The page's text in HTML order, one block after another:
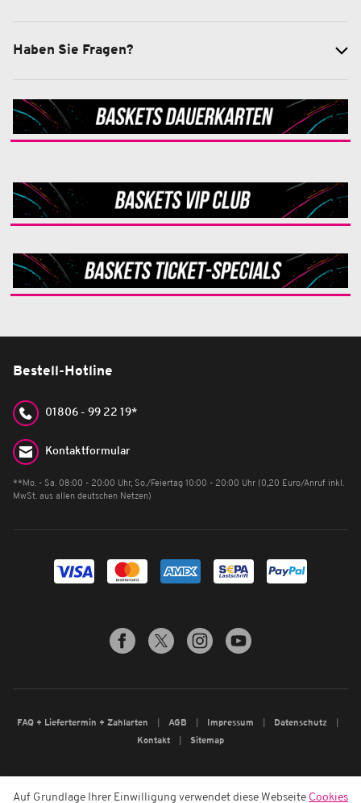
Haben Sie Fragen?
Bestell-Hotline
01806 - 99 22 19*
Kontaktformular
**Mo. - Sa. 08:00 - 20:00 Uhr, So./Feiertag 10:00 - 20:00 Uhr (0,20 Euro/Anruf inkl.
MwSt. aus allen deutschen Netzen)
FAQ + Liefertermin + Zahlarten AGB Impressum
Datenschutz
Kontakt
Sitemap
Auf Grundlage Ihrer Einwilligung verwendet diese Webseite Cookies